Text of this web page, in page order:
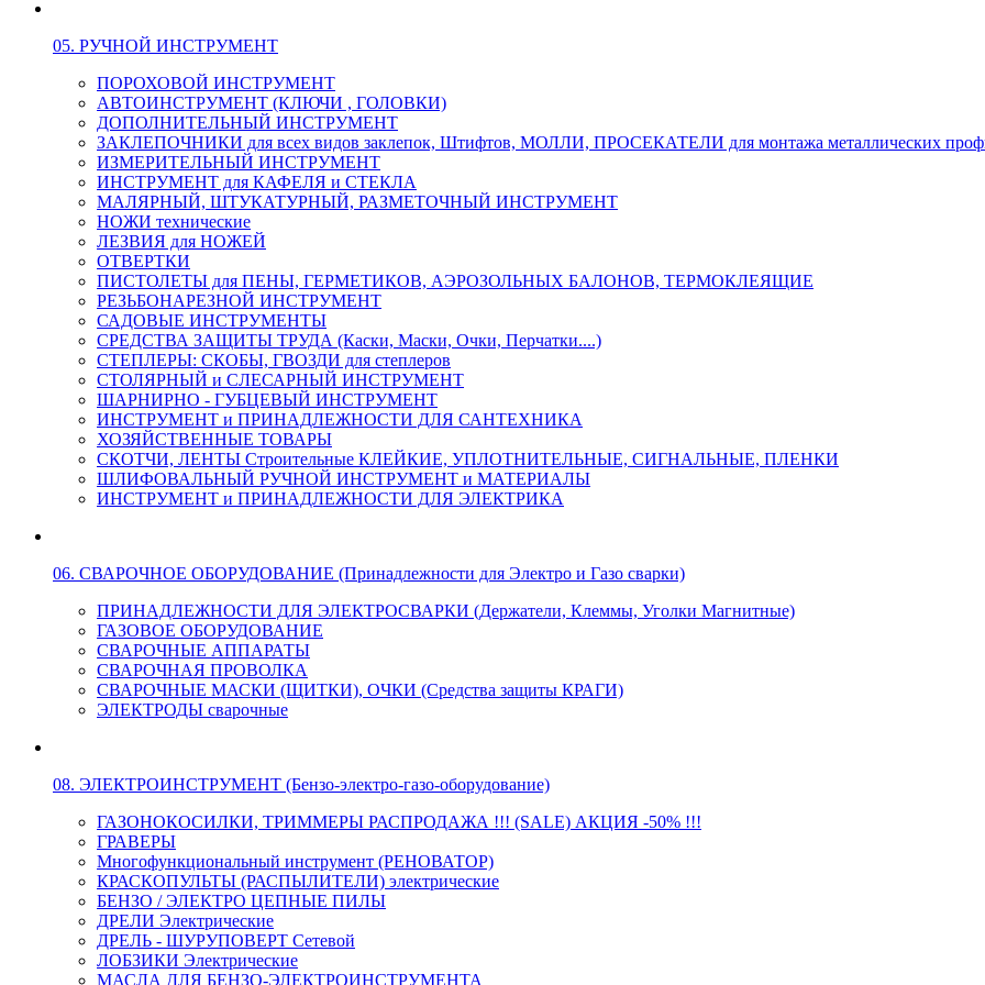
05. РУЧНОЙ ИНСТРУМЕНТ
ПОРОХОВОЙ ИНСТРУМЕНТ
АВТОИНСТРУМЕНТ (КЛЮЧИ , ГОЛОВКИ)
ДОПОЛНИТЕЛЬНЫЙ ИНСТРУМЕНТ
ЗАКЛЕПОЧНИКИ для всех видов заклепок, Штифтов, МОЛЛИ, ПРОСЕКАТЕЛИ для монтажа металлических
ИЗМЕРИТЕЛЬНЫЙ ИНСТРУМЕНТ
ИНСТРУМЕНТ для КАФЕЛЯ и СТЕКЛА
МАЛЯРНЫЙ, ШТУКАТУРНЫЙ, РАЗМЕТОЧНЫЙ ИНСТРУМЕНТ
НОЖИ технические
ЛЕЗВИЯ для НОЖЕЙ
ОТВЕРТКИ
ПИСТОЛЕТЫ для ПЕНЫ, ГЕРМЕТИКОВ, АЭРОЗОЛЬНЫХ БАЛОНОВ, ТЕРМОКЛЕЯЩИЕ
РЕЗЬБОНАРЕЗНОЙ ИНСТРУМЕНТ
САДОВЫЕ ИНСТРУМЕНТЫ
СРЕДСТВА ЗАЩИТЫ ТРУДА (Каски, Маски, Очки, Перчатки....)
СТЕПЛЕРЫ: СКОБЫ, ГВОЗДИ для степлеров
СТОЛЯРНЫЙ и СЛЕСАРНЫЙ ИНСТРУМЕНТ
ШАРНИРНО - ГУБЦЕВЫЙ ИНСТРУМЕНТ
ИНСТРУМЕНТ и ПРИНАДЛЕЖНОСТИ ДЛЯ САНТЕХНИКА
ХОЗЯЙСТВЕННЫЕ ТОВАРЫ
СКОТЧИ, ЛЕНТЫ Строительные КЛЕЙКИЕ, УПЛОТНИТЕЛЬНЫЕ, СИГНАЛЬНЫЕ, ПЛЕНКИ
ШЛИФОВАЛЬНЫЙ РУЧНОЙ ИНСТРУМЕНТ и МАТЕРИАЛЫ
ИНСТРУМЕНТ и ПРИНАДЛЕЖНОСТИ ДЛЯ ЭЛЕКТРИКА
06. СВАРОЧНОЕ ОБОРУДОВАНИЕ (Принадлежности для Электро и Газо сварки)
ПРИНАДЛЕЖНОСТИ ДЛЯ ЭЛЕКТРОСВАРКИ (Держатели, Клеммы, Уголки Магнитные)
ГАЗОВОЕ ОБОРУДОВАНИЕ
СВАРОЧНЫЕ АППАРАТЫ
СВАРОЧНАЯ ПРОВОЛКА
СВАРОЧНЫЕ МАСКИ (ЩИТКИ), ОЧКИ (Средства защиты КРАГИ)
ЭЛЕКТРОДЫ сварочные
08. ЭЛЕКТРОИНСТРУМЕНТ (Бензо-электро-газо-оборудование)
ГАЗОНОКОСИЛКИ, ТРИММЕРЫ РАСПРОДАЖА !!! (SALE) АКЦИЯ -50% !!!
ГРАВЕРЫ
Многофункциональный инструмент (РЕНОВАТОР)
КРАСКОПУЛЬТЫ (РАСПЫЛИТЕЛИ) электрические
БЕНЗО / ЭЛЕКТРО ЦЕПНЫЕ ПИЛЫ
ДРЕЛИ Электрические
ДРЕЛЬ - ШУРУПОВЕРТ Сетевой
ЛОБЗИКИ Электрические
МАСЛА ДЛЯ БЕНЗО-ЭЛЕКТРОИНСТРУМЕНТА